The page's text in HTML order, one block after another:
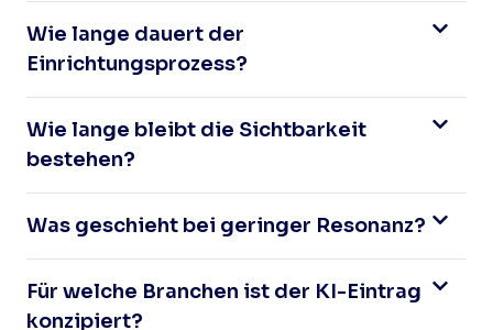
Wie lange dauert der
Einrichtungsprozess?
Wie lange bleibt die Sichtbarkeit
bestehen?
Was geschieht bei geringer Resonanz?
Für welche Branchen ist der KI-Eintrag
konzipiert?